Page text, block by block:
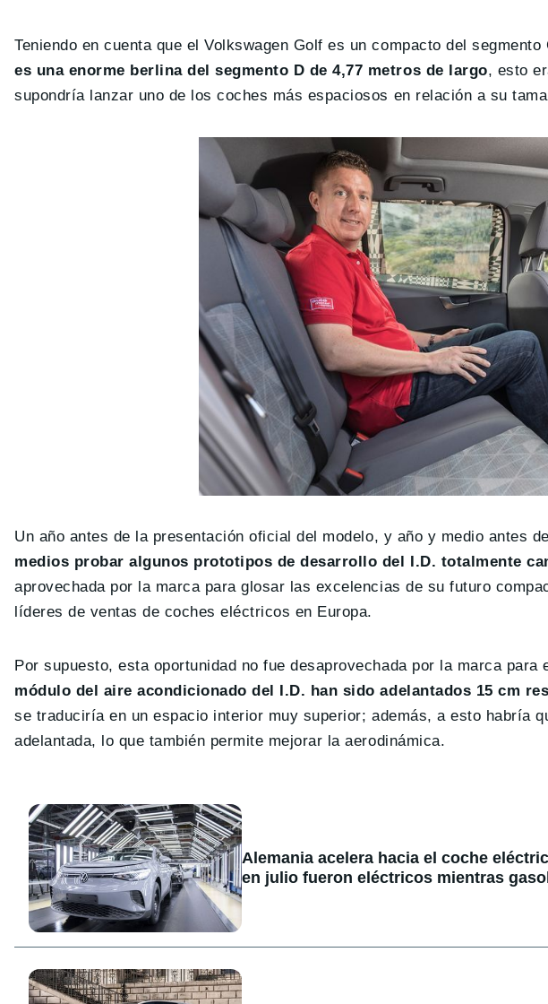
Teniendo en cuenta que el Volkswagen Golf es un compacto del
es una enorme berlina del segmento D de 4,77 metros de largo, esto
supondría lanzar uno de los coches más espaciosos en relación a su
Un año antes de la presentación oficial del modelo, y año y medio antes
medios probar algunos prototipos de desarrollo del I.D. totalmente
aprovechada por la marca para glosar las excelencias de su futuro
líderes de ventas de coches eléctricos en Europa.
Por supuesto, esta oportunidad no fue desaprovechada por la marca
módulo del aire acondicionado del I.D. han sido adelantados 15 cm
se traduciría en un espacio interior muy superior; además, a esto habría
adelantada, lo que también permite mejorar la aerodinámica.
Alemania acelera hacia el coche
en julio fueron eléctricos mientras